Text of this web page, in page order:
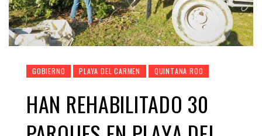
GOBIERNO PLAYA DEL CARMEN QUINTANA ROO
HAN REHABILITADO 30